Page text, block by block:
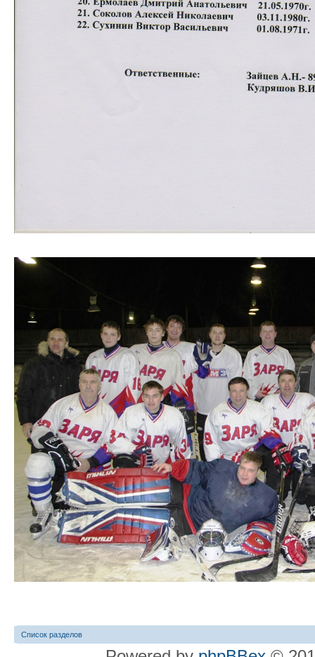
Список разделов